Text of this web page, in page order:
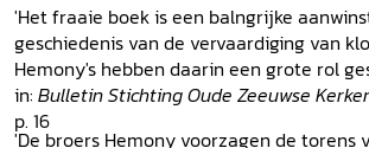
'Het fraaie boek is een balngrijke
geschiedenis van de vervaardiging van
Hemony's hebben daarin een grote rol
in: Bulletin Stichting Oude Zeeuwse
p. 16
'De broers Hemony voorzagen de torens